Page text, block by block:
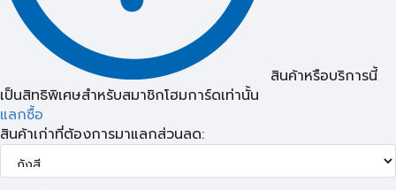
สินค้าหรือบริการนี้
เป็นสิทธิพิเศษสำหรับสมาชิกโฮมการ์ดเท่านั้น
แลกซื้อ
สินค้าเก่าที่ต้องการมาแลกส่วนลด: